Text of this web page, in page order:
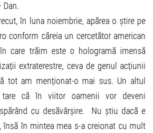
Dan.
în luna noiembrie, apărea o știre pe
conform căreia un cercetător american
care trăim este o hologramă imensă
extraterestre, ceva de genul acțiunii
tot am menționat-o mai sus. Un altul
că în viitor oamenii vor deveni
cu desăvârșire. Nu știu dacă e
însă în mintea mea s-a creionat cu mult